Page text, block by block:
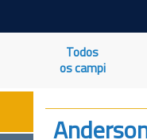
Todos
os campi